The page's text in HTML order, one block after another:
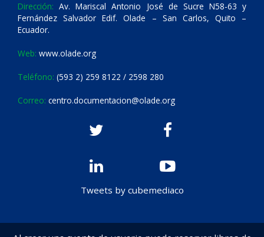
Dirección: Av. Mariscal Antonio José de Sucre N58-63 y
Fernández Salvador Edif. Olade – San Carlos, Quito –
Ecuador.
Web: www.olade.org
Teléfono: (593 2) 259 8122 / 2598 280
Correo: centro.documentacion@olade.org
Tweets by cubemediaco